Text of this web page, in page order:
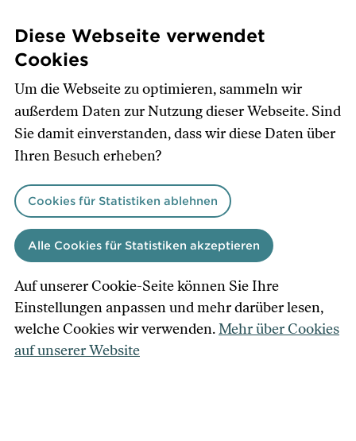
zum
Inhalt
Diese Webseite verwendet
Cookies
Um die Webseite zu optimieren, sammeln wir
außerdem Daten zur Nutzung dieser Webseite. Sind
Sie damit einverstanden, dass wir diese Daten über
Ihren Besuch erheben?
Cookies für Statistiken ablehnen
Alle Cookies für Statistiken akzeptieren
Auf unserer Cookie-Seite können Sie Ihre
Einstellungen anpassen und mehr darüber lesen,
welche Cookies wir verwenden.Mehr über Cookies
auf unserer Website